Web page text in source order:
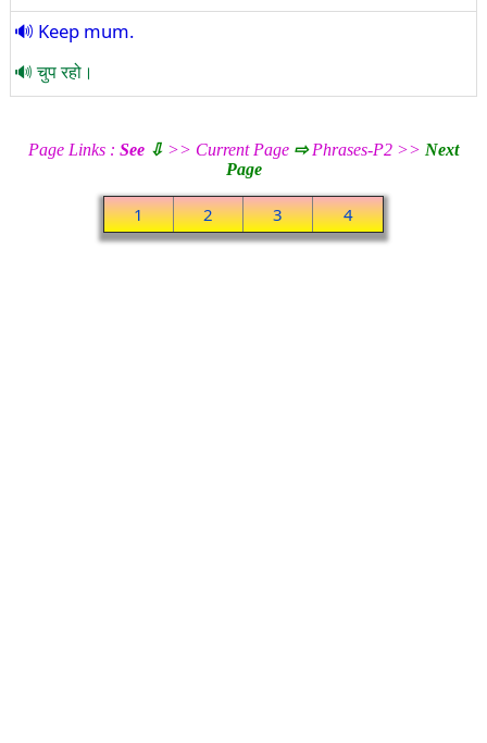
Keep mum.
चुप रहो।
Page Links : See ⇩ >> Current Page ⇨Phrases-P2 >> Next
Page
1 2 3 4